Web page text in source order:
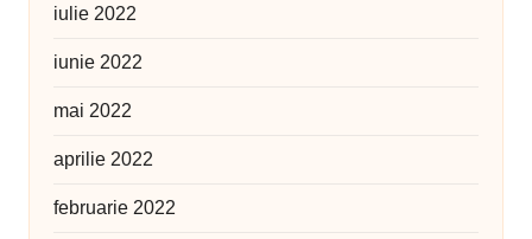
iulie 2022
iunie 2022
mai 2022
aprilie 2022
februarie 2022